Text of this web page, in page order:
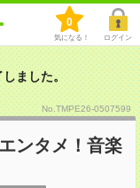
0
気になる！ ログイン
ました。
No.TMPE26-0507599
ンタメ！音楽